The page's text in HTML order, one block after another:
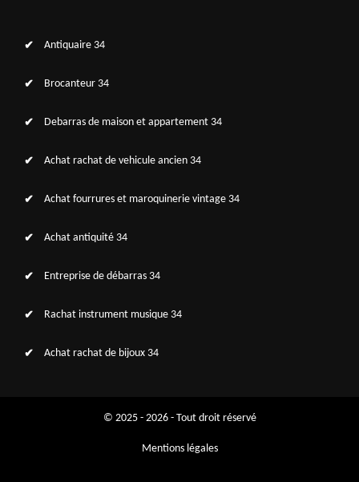
Antiquaire 34
Brocanteur 34
Debarras de maison et appartement 34
Achat rachat de vehicule ancien 34
Achat fourrures et maroquinerie vintage 34
Achat antiquité 34
Entreprise de débarras 34
Rachat instrument musique 34
Achat rachat de bijoux 34
© 2025 - 2026 - Tout droit réservé
Mentions légales